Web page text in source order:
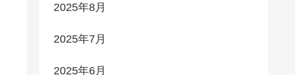
2025年8月
2025年7月
2025年6月